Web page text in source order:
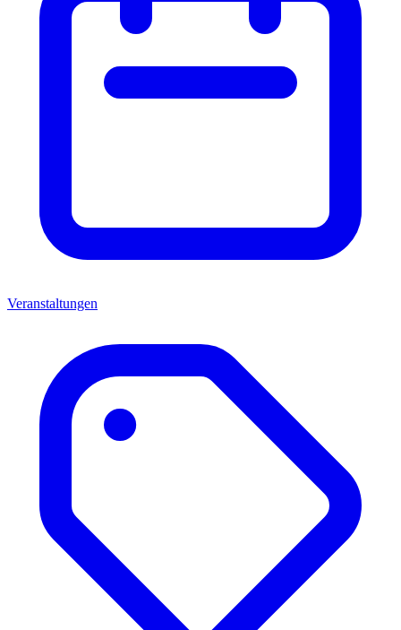
Veranstaltungen